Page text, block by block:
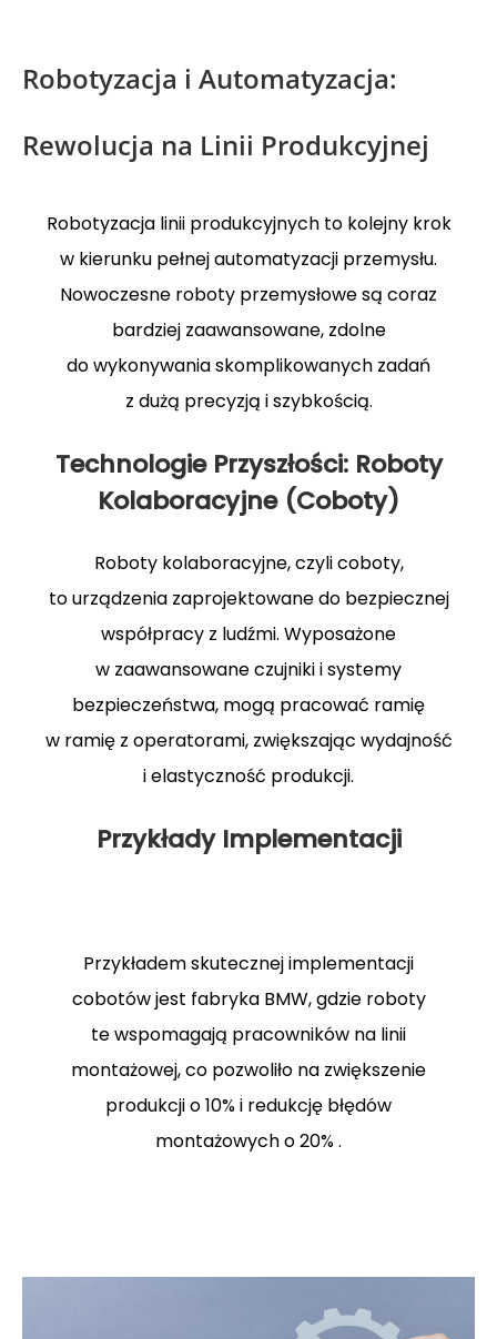
Robotyzacja i Automatyzacja:
Rewolucja na Linii Produkcyjnej
Robotyzacja linii produkcyjnych to kolejny krok
w kierunku pełnej automatyzacji przemysłu.
Nowoczesne roboty przemysłowe są coraz
bardziej zaawansowane, zdolne
do wykonywania skomplikowanych zadań
z dużą precyzją i szybkością.
Technologie Przyszłości: Roboty
Kolaboracyjne (Coboty)
Roboty kolaboracyjne, czyli coboty,
to urządzenia zaprojektowane do bezpiecznej
współpracy z ludźmi. Wyposażone
w zaawansowane czujniki i systemy
bezpieczeństwa, mogą pracować ramię
w ramię z operatorami, zwiększając wydajność
i elastyczność produkcji.
Przykłady Implementacji
Przykładem skutecznej implementacji
cobotów jest fabryka BMW, gdzie roboty
te wspomagają pracowników na linii
montażowej, co pozwoliło na zwiększenie
produkcji o 10% i redukcję błędów
montażowych o 20% .